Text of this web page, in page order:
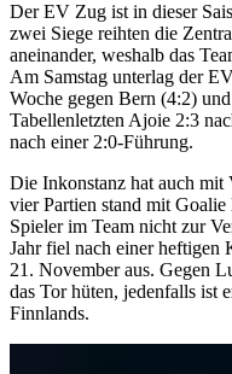
Der EV Zug ist in dieser
zwei Siege reihten die
aneinander, weshalb das
Am Samstag unterlag der
Woche gegen Bern (4:2)
Tabellenletzten Ajoie 2:3
nach einer 2:0-Führung.
Die Inkonstanz hat auch mit
vier Partien stand mit
Spieler im Team nicht zur
Jahr fiel nach einer
21. November aus. Gegen
das Tor hüten, jedenfalls ist
Finnlands.